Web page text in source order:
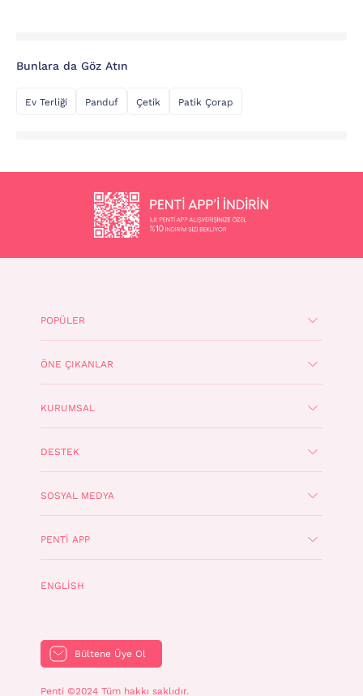
Bunlara da Göz Atın
Ev Terliği Panduf Çetik Patik Çorap
POPÜLER
ÖNE ÇIKANLAR
KURUMSAL
DESTEK
SOSYAL MEDYA
PENTI APP
ENGLISH
Bültene Üye Ol
Penti ©2024 Tüm hakkı saklıdır.